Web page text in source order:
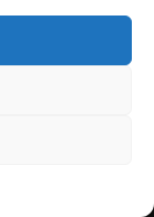
reserved